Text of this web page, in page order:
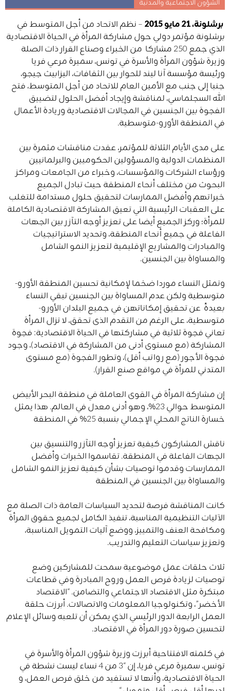
الشؤون الاجتماعية والمدنية
برشلونة، 21 مايو 2015
– نظم الاتحاد من أجل المتوسط في
برشلونة مؤتمر دولي حول مشاركة المرأة في الحياة الاقتصادية
الذي جمع 250 مشاركا من الخبراء وصناع القرار ذات الصلة
وزيرة شؤون المرأة والأسرة في تونس، سميرة مرعي فريا
ورئيسة مؤسسة آنا ليند للحوار بين الثقافات، اليزابيث جيجو،
جنبا إلى جنب مع الأمين العام للاتحاد من أجل المتوسط، فتح
الله السجلماسي، لمناقشة وإيجاد أفضل الحلول لتضييق
الفجوة بين الجنسين في المجالات الاقتصادية وريادة الأعمال
في المنطقة الأورو-متوسطية.
على مدى الأيام الثلاثة للمؤتمر، عقدت مناقشات مثمرة بين
المنظمات الدولية والمسؤولين الحكوميين والبرلمانيين
ورؤساء الشركات والمؤسسات، وخبراء من الجامعات ومراكز
البحوث من مختلف أنحاء المنطقة حيث تبادل الجميع
خبراتهم وأفضل الممارسات لتحقيق حلول مستدامة للتغلب
على العقبات الرئيسية التي تعيق المشاركة الاقتصادية الكاملة
للمرأة؛ وركز الجميع أيضا على تعزيز أوجه التآزر بين الجهات
الفاعلة في جميع أنحاء المنطقة، وتحديد الاستراتيجيات
والمبادرات والمشاريع الإقليمية لتعزيز النمو الشامل
والمساواة بين الجنسين.
وتمثل النساء موردا ضخما لإمكانية تحسين المنطقة الأورو-
متوسطية ولكن عدم المساواة بين الجنسين تبقي النساء
بعيدةً عن تحقيق إمكاناتهن في جميع البلدان الأورو-
متوسطية، على الرغم من التقدم الذى تحقق، لا تزال المرأة
تعاني فجوة ثلاثية في مشاركتها في الحياة الاقتصادية: فجوة
المشاركة (مع مستوى أدنى من المشاركة في الاقتصاد)، وجود
فجوة الأجور (مع رواتب أقل)، وتطور الفجوة (مع مستوى
المتدني للمرأة في مواقع صنع القرار).
إن مشاركة المرأة في القوى العاملة في منطقة البحر الأبيض
المتوسط حوالي 23٪، وهو أدنى معدل في العالم. هذا يمثل
خسارة الناتج المحلي الإجمالي بنسبة 25٪ في المنطقة
ناقش المشاركون كيفية تعزيز أوجه التآزر والتنسيق بين
الجهات الفاعلة في المنطقة. تقاسموا الخبرات وأفضل
الممارسات وقدموا توصيات بشأن كيفية تعزيز النمو الشامل
والمساواة بين الجنسين في المنطقة
كانت المناقشة فرصة لتحديد السياسات العامة ذات الصلة مع
الآليات التنظيمية المناسبة، تنفيذ الكامل لجميع حقوق المرأة
ومكافحة العنف والتمييز، ووضع آليات التمويل المناسبة،
وتعزيز سياسات التعليم والتدريب.
ثلاث حلقات عمل موضوعية سمحت للمشاركين وضع
توصيات لزيادة فرص العمل وروح المبادرة وفي قطاعات
مبتكرة مثل الاقتصاد الاجتماعي والتضامن. “الاقتصاد
الأخضر”، وتكنولوجيا المعلومات والاتصالات. أبرزت حلقة
العمل الرابعة الدور الرئيسي الذي يمكن أن تلعبه وسائل الإعلام
لتحسين صورة دور المرأة في الاقتصاد.
في كلمته الافتتاحية أبرزت وزيرة شؤون المرأة والأسرة في
تونس، سميرة مرعي فريا، إن “3 من 4 نساء ليست نشطة في
الحياة الاقتصادية، وأنها لا تستفيد من خلق فرص العمل، و